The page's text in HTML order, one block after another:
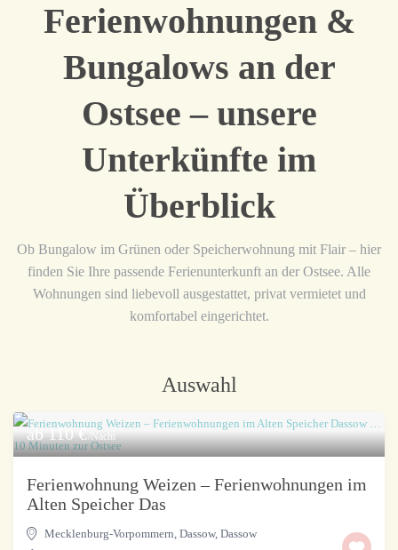
Ferienwohnungen &
Bungalows an der
Ostsee – unsere
Unterkünfte im
Überblick
Ob Bungalow im Grünen oder Speicherwohnung mit Flair – hier
finden Sie Ihre passende Ferienunterkunft an der Ostsee. Alle
Wohnungen sind liebevoll ausgestattet, privat vermietet und
komfortabel eingerichtet.
Auswahl
ab 110 €/Nacht
Ferienwohnung Weizen – Ferienwohnungen im
Alten Speicher Das
Mecklenburg-Vorpommern, Dassow, Dassow